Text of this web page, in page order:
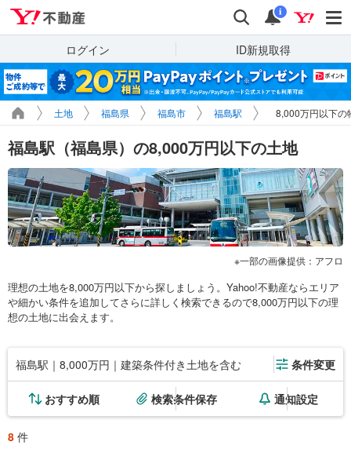
検索 通知
i
ログイン ID新規取得
土地 福島県 福島市 福島駅 8,000万円以下の
福島駅（福島県）の8,000万円以下の土地
一部の画像提供：アフロ
理想の土地を8,000万円以下から探しましょう。Yahoo!不動産ならエリア
や細かい条件を追加してさらに詳しく検索できるので8,000万円以下の理
想の土地に出会えます。
福島駅｜8,000万円｜建築条件付き土地を含む 条件変更
おすすめ順 検索条件保存 通知設定
8 件